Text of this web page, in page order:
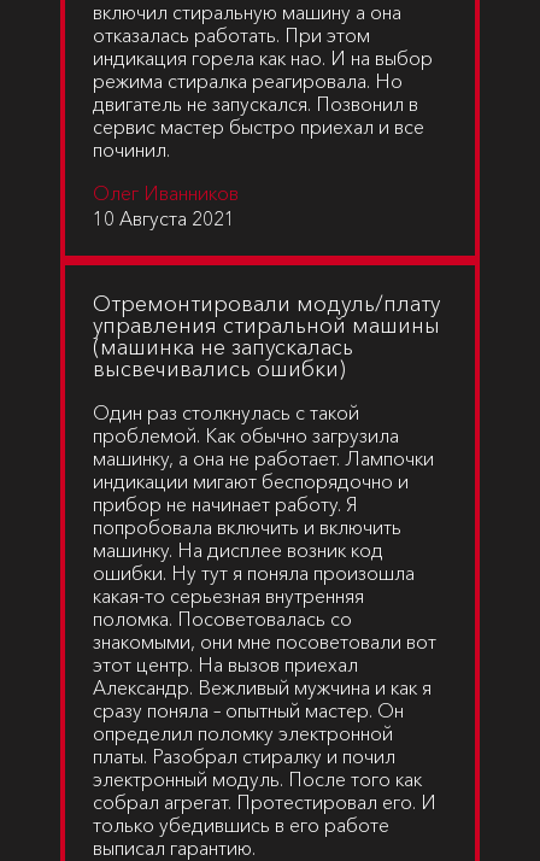
включил стиральную машину а она
отказалась работать. При этом
индикация горела как нао. И на выбор
режима стиралка реагировала. Но
двигатель не запускался. Позвонил в
сервис мастер быстро приехал и все
починил.
Олег Иванников
10 Августа 2021
Отремонтировали модуль/плату
управления стиральной машины
(машинка не запускалась
высвечивались ошибки)
Один раз столкнулась с такой
проблемой. Как обычно загрузила
машинку, а она не работает. Лампочки
индикации мигают беспорядочно и
прибор не начинает работу. Я
попробовала включить и включить
машинку. На дисплее возник код
ошибки. Ну тут я поняла произошла
какая-то серьезная внутренняя
поломка. Посоветовалась со
знакомыми, они мне посоветовали вот
этот центр. На вызов приехал
Александр. Вежливый мужчина и как я
сразу поняла – опытный мастер. Он
определил поломку электронной
платы. Разобрал стиралку и почил
электронный модуль. После того как
собрал агрегат. Протестировал его. И
только убедившись в его работе
выписал гарантию.